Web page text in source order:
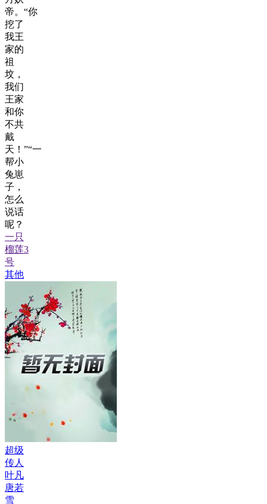
帝。“你
挖了
我王
家的
祖
坟，
我们
王家
和你
不共
戴
天！”“一
帮小
兔崽
子，
怎么
说话
呢？
一只
榴莲3
号
其他
超级
传人
叶凡
唐若
雪